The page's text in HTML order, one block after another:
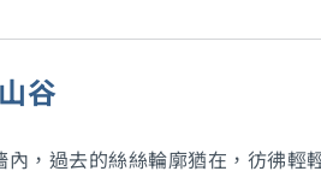
谷
，過去的絲絲輪廓猶在，彷彿輕